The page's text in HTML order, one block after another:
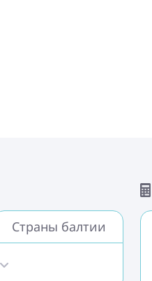
Страны балтии